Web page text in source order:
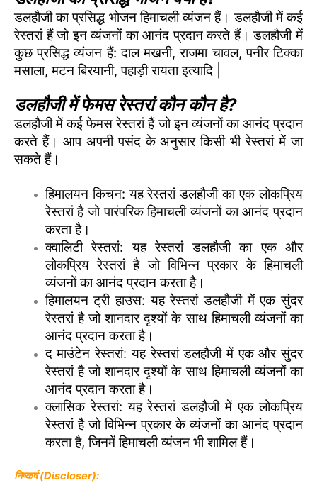
डलहौजी का प्रसिद्ध भोजन हिमाचली व्यंजन हैं। डलहौजी में कई
रेस्तरां हैं जो इन व्यंजनों का आनंद प्रदान करते हैं। डलहौजी में
कुछ प्रसिद्ध व्यंजन हैं: दाल मखनी, राजमा चावल, पनीर टिक्का
मसाला, मटन बिरयानी, पहाड़ी रायता इत्यादि |
डलहौजी में फेमस रेस्तरां कौन कौन है?
डलहौजी में कई फेमस रेस्तरां हैं जो इन व्यंजनों का आनंद प्रदान
करते हैं। आप अपनी पसंद के अनुसार किसी भी रेस्तरां में जा
सकते हैं।
हिमालयन किचन: यह रेस्तरां डलहौजी का एक लोकप्रिय
रेस्तरां है जो पारंपरिक हिमाचली व्यंजनों का आनंद प्रदान
करता है।
क्वालिटी रेस्तरां: यह रेस्तरां डलहौजी का एक और
लोकप्रिय रेस्तरां है जो विभिन्न प्रकार के हिमाचली
व्यंजनों का आनंद प्रदान करता है।
हिमालयन ट्री हाउस: यह रेस्तरां डलहौजी में एक सुंदर
रेस्तरां है जो शानदार दृश्यों के साथ हिमाचली व्यंजनों का
आनंद प्रदान करता है।
द माउंटेन रेस्तरां: यह रेस्तरां डलहौजी में एक और सुंदर
रेस्तरां है जो शानदार दृश्यों के साथ हिमाचली व्यंजनों का
आनंद प्रदान करता है।
क्लासिक रेस्तरां: यह रेस्तरां डलहौजी में एक लोकप्रिय
रेस्तरां है जो विभिन्न प्रकार के व्यंजनों का आनंद प्रदान
करता है, जिनमें हिमाचली व्यंजन भी शामिल हैं।
निष्कर्ष (Discloser):